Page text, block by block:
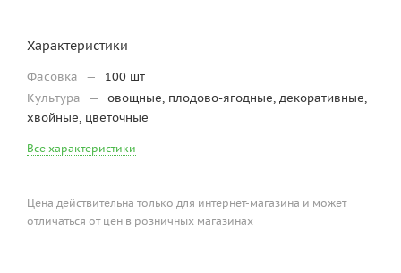
Характеристики
Фасовка —
100 шт
Культура
—
овощные, плодово-ягодные, декоративные,
хвойные, цветочные
Все характеристики
Цена действительна только для интернет-магазина и может
отличаться от цен в розничных магазинах